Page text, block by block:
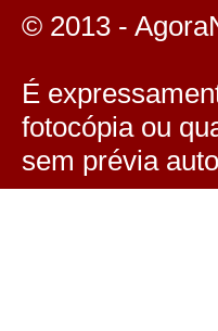
© 2013 -
É
fotocópia ou
sem prévia